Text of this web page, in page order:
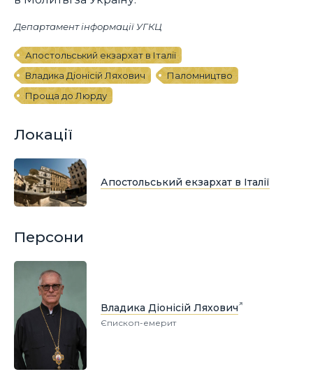
Департамент інформації УГКЦ
Апостольський екзархат в Італії
Владика Діонісій Ляхович
Паломництво
Проща до Люрду
Локації
Апостольський екзархат в Італії
Персони
Владика Діонісій Ляхович
Єпископ-емерит